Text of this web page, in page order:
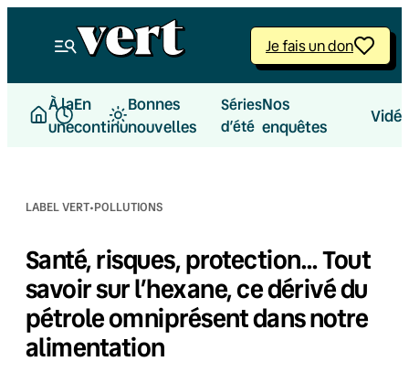
Je fais un don
À la
une
En
continu
Bonnes
nouvelles
Séries
d’été
Nos
enquêtes
LABEL VERT·POLLUTIONS
Santé, risques, protection… Tout
savoir sur l’hexane, ce dérivé du
pétrole omniprésent dans notre
alimentation